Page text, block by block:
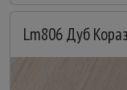
Lm806 Дуб